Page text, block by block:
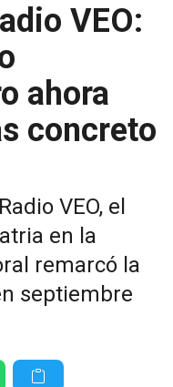
VEO:
ahora
concreto
VEO, el
en la
remarcó la
septiembre